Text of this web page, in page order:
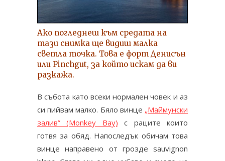
Ако погледнеш към средата на
тази снимка ще видиш малка
светла точка. Това е форт Денисън
или Pinchgut, за който искам да ви
разкажа.
В събота като всеки нормален човек и аз
си пийвам малко. Бяло винце „Маймунски
залив” (Monkey Bay) с раците които
готвя за обяд. Напоследък обичам това
винце направено от грозде sauvignon